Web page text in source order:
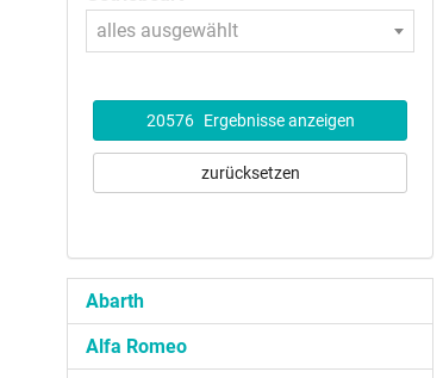
alles ausgewählt
20576 Ergebnisse anzeigen
zurücksetzen
Abarth
Alfa Romeo